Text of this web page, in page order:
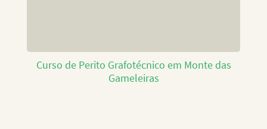
Curso de Perito Grafotécnico em Monte das
Gameleiras